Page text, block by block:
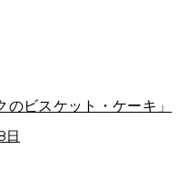
ビスケット・ケーキ」
日